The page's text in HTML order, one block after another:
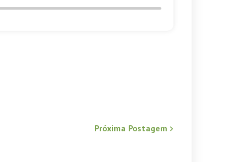
Próxima Postagem